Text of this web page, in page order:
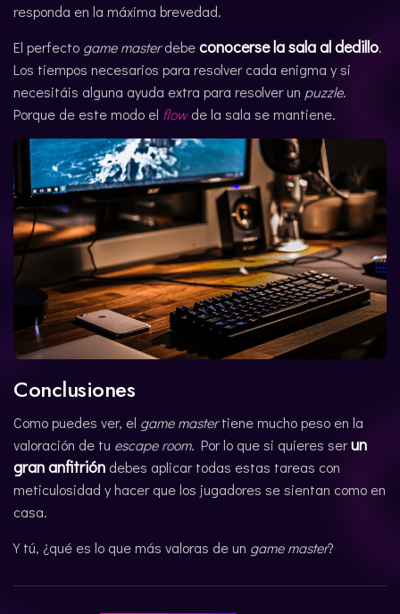
responda en la máxima brevedad.
El perfecto game masterdebeconocerse la sala al dedillo.
Los tiempos necesarios para resolver cada enigma y si
necesitáis alguna ayuda extra para resolver un puzzle.
Porque de este modo el flowde la sala se mantiene.
Conclusiones
Como puedes ver, el game mastertiene mucho peso en la
valoración de tu escape room. Por lo que si quieres serun
gran anfitrión debes aplicar todas estas tareas con
meticulosidad y hacer que los jugadores se sientan como en
casa.
Y tú, ¿qué es lo que más valoras de un game master?